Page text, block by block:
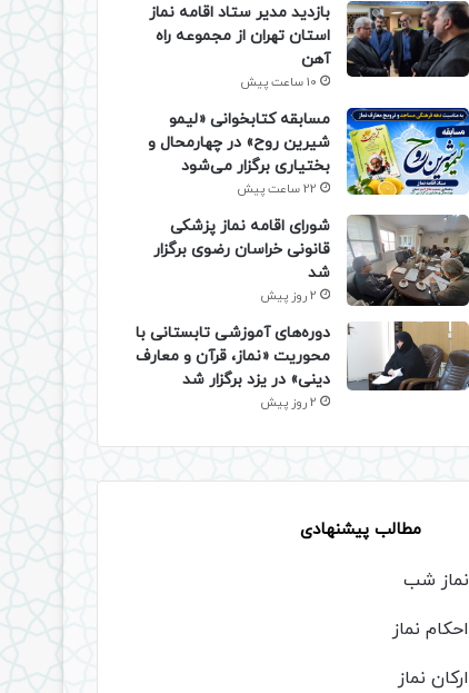
بازدید مدیر ستاد اقامه نماز
استان تهران از مجموعه راه
آهن
10 ساعت پیش
مسابقه کتابخوانی «لیمو
شیرین روح» در چهارمحال و
بختیاری برگزار می‌شود
22 ساعت پیش
شورای اقامه نماز پزشکی
قانونی خراسان رضوی برگزار
شد
2 روز پیش
دوره‌های آموزشی تابستانی با
محوریت «نماز، قرآن و معارف
دینی» در یزد برگزار شد
2 روز پیش
مطالب پیشنهادی
نماز شب
احکام نماز
ارکان نماز